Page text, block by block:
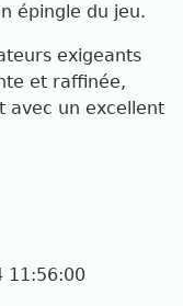
épingle du jeu.
exigeants
et raffinée,
avec un excellent
11:56:00